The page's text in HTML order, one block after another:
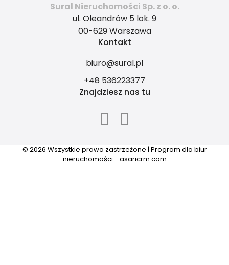
Sural Nieruchomości Sp. z o. o.
ul. Oleandrów 5 lok. 9
00-629 Warszawa
Kontakt
biuro@sural.pl
+48 536223377
Znajdziesz nas tu
© 2026 Wszystkie prawa zastrzeżone | Program dla biur
nieruchomości - asaricrm.com